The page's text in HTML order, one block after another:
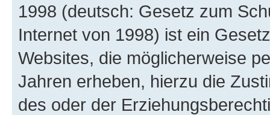
1998 (deutsch: Gesetz zum
Internet von 1998) ist ein
Websites, die möglicherweise
Jahren erheben, hierzu die
des oder der